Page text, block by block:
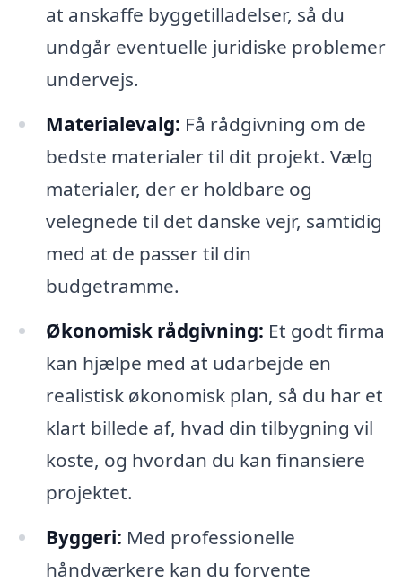
at anskaffe byggetilladelser, så du
undgår eventuelle juridiske problemer
undervejs.
Materialevalg: Få rådgivning om de
bedste materialer til dit projekt. Vælg
materialer, der er holdbare og
velegnede til det danske vejr, samtidig
med at de passer til din
budgetramme.
Økonomisk rådgivning: Et godt firma
kan hjælpe med at udarbejde en
realistisk økonomisk plan, så du har et
klart billede af, hvad din tilbygning vil
koste, og hvordan du kan finansiere
projektet.
Byggeri: Med professionelle
håndværkere kan du forvente